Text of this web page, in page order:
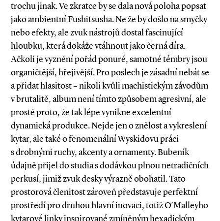
trochu jinak. Ve zkratce by se dala nová poloha popsat
jako ambientní Fushitsusha. Ne že by došlo na smyčky
nebo efekty, ale zvuk nástrojů dostal fascinující
hloubku, která dokáže vtáhnout jako černá díra.
Ačkoli je vyznění pořád ponuré, samotné témbry jsou
organičtější, hřejivější. Pro poslech je zásadní nebát se
a přidat hlasitost – nikoli kvůli machistickým závodům
v brutalitě, album není tímto způsobem agresivní, ale
prostě proto, že tak lépe vynikne excelentní
dynamická produkce. Nejde jen o znělost a vykreslení
kytar, ale také o fenomenální Wyskidovu práci
s drobnými ruchy, akcenty a ornamenty. Bubeník
údajně přijel do studia s dodávkou plnou netradičních
perkusí, jimiž zvuk desky výrazně obohatil. Tato
prostorová členitost zároveň představuje perfektní
prostředí pro druhou hlavní inovaci, totiž O’Mal­leyho
kytarové linky inspirované zmíněným hexadickým